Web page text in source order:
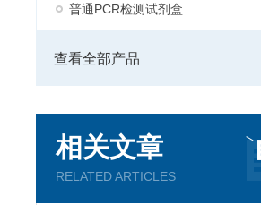
普通PCR检测试剂盒
查看全部产品
相关文章
RELATED ARTICLES